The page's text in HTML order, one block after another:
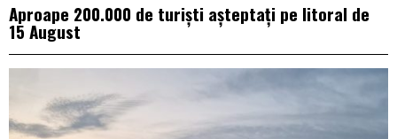
Aproape 200.000 de turiști așteptați pe litoral de
15 August